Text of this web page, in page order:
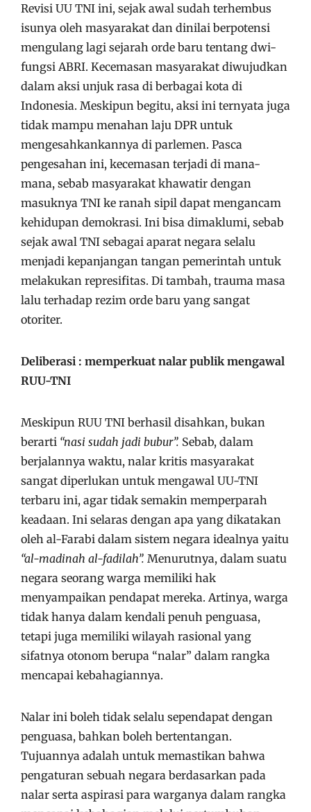
Revisi UU TNI ini, sejak awal sudah terhembus
isunya oleh masyarakat dan dinilai berpotensi
mengulang lagi sejarah orde baru tentang dwi-
fungsi ABRI. Kecemasan masyarakat diwujudkan
dalam aksi unjuk rasa di berbagai kota di
Indonesia. Meskipun begitu, aksi ini ternyata juga
tidak mampu menahan laju DPR untuk
mengesahkankannya di parlemen. Pasca
pengesahan ini, kecemasan terjadi di mana-
mana, sebab masyarakat khawatir dengan
masuknya TNI ke ranah sipil dapat mengancam
kehidupan demokrasi. Ini bisa dimaklumi, sebab
sejak awal TNI sebagai aparat negara selalu
menjadi kepanjangan tangan pemerintah untuk
melakukan represifitas. Di tambah, trauma masa
lalu terhadap rezim orde baru yang sangat
otoriter.
Deliberasi : memperkuat nalar publik mengawal
RUU-TNI
Meskipun RUU TNI berhasil disahkan, bukan
berarti “nasi sudah jadi bubur”. Sebab, dalam
berjalannya waktu, nalar kritis masyarakat
sangat diperlukan untuk mengawal UU-TNI
terbaru ini, agar tidak semakin memperparah
keadaan. Ini selaras dengan apa yang dikatakan
oleh al-Farabi dalam sistem negara idealnya yaitu
“al-madinah al-fadilah”. Menurutnya, dalam suatu
negara seorang warga memiliki hak
menyampaikan pendapat mereka. Artinya, warga
tidak hanya dalam kendali penuh penguasa,
tetapi juga memiliki wilayah rasional yang
sifatnya otonom berupa “nalar” dalam rangka
mencapai kebahagiannya.
Nalar ini boleh tidak selalu sependapat dengan
penguasa, bahkan boleh bertentangan.
Tujuannya adalah untuk memastikan bahwa
pengaturan sebuah negara berdasarkan pada
nalar serta aspirasi para warganya dalam rangka